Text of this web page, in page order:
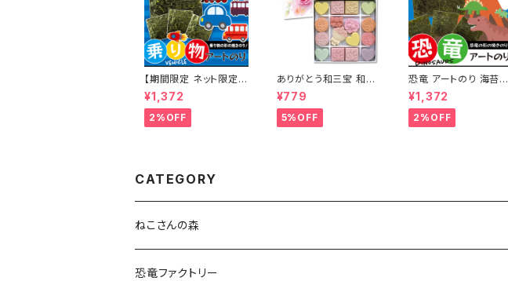
【期間限定 ネット限定】
乗り物 アートのり 海苔
のりもの11種類 トンネ
ル 森 ( 切り抜き52枚入
) 全形2枚分 人気の乗
¥1,372
2%OFF
ありがとう和三宝 和三
盆 和三盆糖
¥779
5%OFF
恐竜 アートのり 海苔
恐竜9種類 足跡 恐竜卵
( 切り抜き78枚入 ) 全
形2枚分 人気の恐竜 テ
ィラノサウルス トリケラ
¥1,372
2%OFF
CATEGORY
ねこさんの森
ねこさんクッキー
恐竜ファクトリー